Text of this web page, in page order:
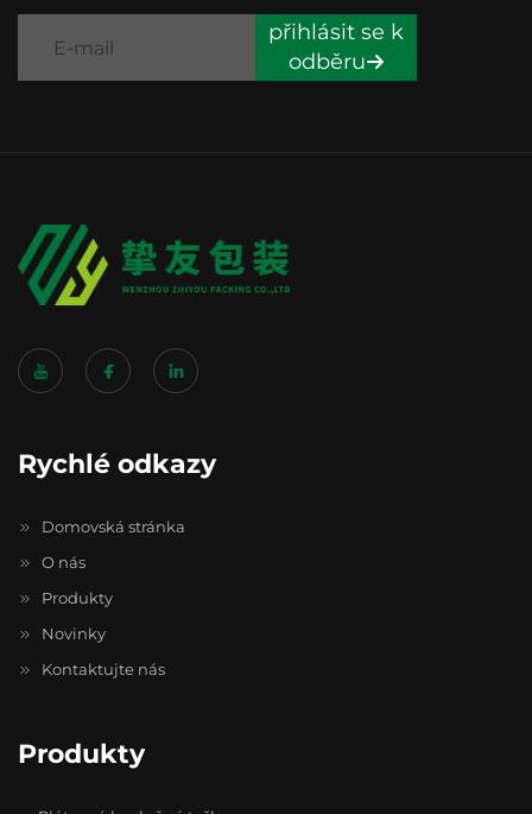
přihlásit se k
odběru
Rychlé odkazy
Domovská stránka
O nás
Produkty
Novinky
Kontaktujte nás
Produkty